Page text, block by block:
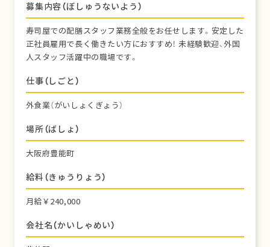
募集内容（ぼしゅうないよう）
寿司屋での配膳スタッフ業務全般をお任せします。安定した
正社員雇用で長く働きたい方におすすめ！ 未経験歓迎、外国
人スタッフ活躍中の職場です。
仕事（しごと）
外食業（がいしょくぎょう）
場所（ばしょ）
大阪府豊能町
給料（きゅうりょう）
月給￥240,000
会社名（かいしゃめい）